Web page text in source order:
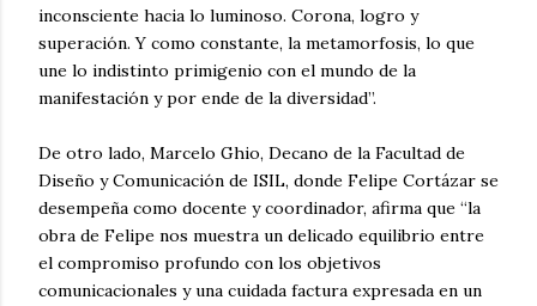
inconsciente hacia lo luminoso. Corona, logro y
superación. Y como constante, la metamorfosis, lo que
une lo indistinto primigenio con el mundo de la
manifestación y por ende de la diversidad”.
De otro lado, Marcelo Ghio, Decano de la Facultad de
Diseño y Comunicación de ISIL, donde Felipe Cortázar se
desempeña como docente y coordinador, afirma que “la
obra de Felipe nos muestra un delicado equilibrio entre
el compromiso profundo con los objetivos
comunicacionales y una cuidada factura expresada en un